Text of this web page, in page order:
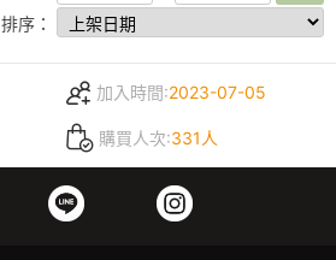
排序：
加入時間:2023-07-05
購買人次:331人